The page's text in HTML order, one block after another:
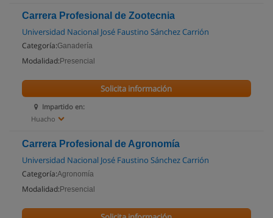
Carrera Profesional de Zootecnia
Universidad Nacional José Faustino Sánchez Carrión
Categoría:Ganadería
Modalidad: Presencial
Impartido en:
Huacho
Solicita información
Carrera Profesional de Agronomía
Universidad Nacional José Faustino Sánchez Carrión
Categoría:Agronomía
Modalidad: Presencial